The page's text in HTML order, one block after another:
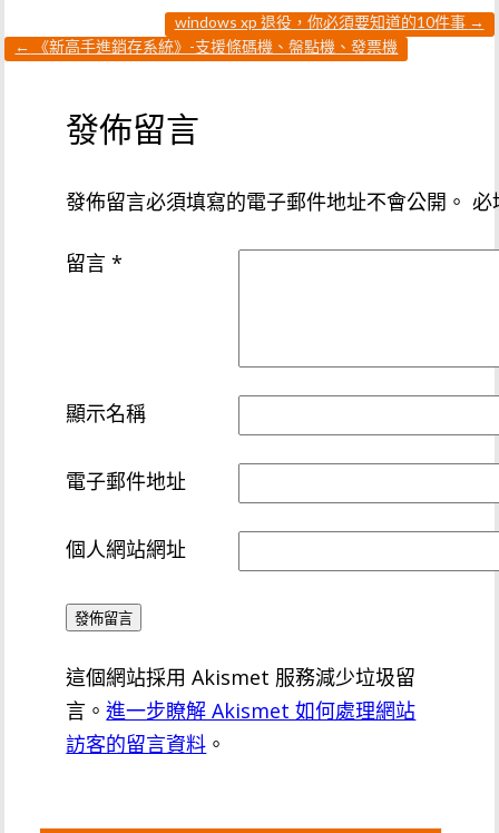
windows xp 退役，你必須要知道的10件事 →
←
《新高手進銷存系統》-支援條碼機、盤點機、發票機
發佈留言
發佈留言必須填寫的電子郵件地址不會公開。 必
留言*
顯示名稱
電子郵件地址
個人網站網址
這個網站採用 Akismet 服務減少垃圾留
言。進一步瞭解 Akismet 如何處理網站
訪客的留言資料 。